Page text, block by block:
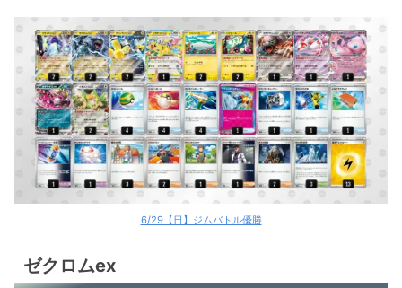
バチュルバレット
バチュルバレット
シロナのガブリアスex
シロナのガブリアスex
シロナのガブリアスex
ホップのザシアンex
テラスタルバレット
6/29【日】ジムバトル優勝
ゼクロムex